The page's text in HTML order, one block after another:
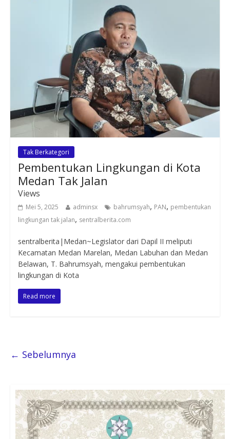
Tak Berkategori
Pembentukan Lingkungan di Kota
Medan Tak Jalan
Views
Mei 5, 2025 adminsx bahrumsyah, PAN, pembentukan
lingkungan tak jalan, sentralberita.com
sentralberita|Medan~Legislator dari Dapil II meliputi
Kecamatan Medan Marelan, Medan Labuhan dan Medan
Belawan, T. Bahrumsyah, mengakui pembentukan
lingkungan di Kota
Read more
← Sebelumnya